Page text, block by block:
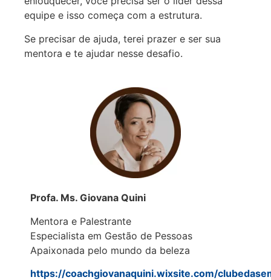
equipe e isso começa com a estrutura.
Se precisar de ajuda, terei prazer e ser sua
mentora e te ajudar nesse desafio.
Profa. Ms. Giovana Quini
Mentora e Palestrante
Especialista em Gestão de Pessoas
Apaixonada pelo mundo da beleza
https://coachgiovanaquini.wixsite.com/